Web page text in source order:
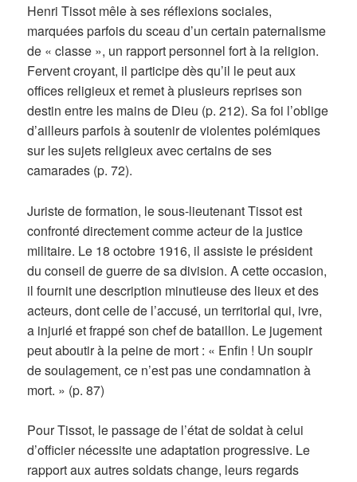
Henri Tissot mêle à ses réflexions sociales,
marquées parfois du sceau d’un certain paternalisme
de « classe », un rapport personnel fort à la religion.
Fervent croyant, il participe dès qu’il le peut aux
offices religieux et remet à plusieurs reprises son
destin entre les mains de Dieu (p. 212). Sa foi l’oblige
d’ailleurs parfois à soutenir de violentes polémiques
sur les sujets religieux avec certains de ses
camarades (p. 72).
Juriste de formation, le sous-lieutenant Tissot est
confronté directement comme acteur de la justice
militaire. Le 18 octobre 1916, il assiste le président
du conseil de guerre de sa division. A cette occasion,
il fournit une description minutieuse des lieux et des
acteurs, dont celle de l’accusé, un territorial qui, ivre,
a injurié et frappé son chef de bataillon. Le jugement
peut aboutir à la peine de mort : « Enfin ! Un soupir
de soulagement, ce n’est pas une condamnation à
mort. » (p. 87)
Pour Tissot, le passage de l’état de soldat à celui
d’officier nécessite une adaptation progressive. Le
rapport aux autres soldats change, leurs regards